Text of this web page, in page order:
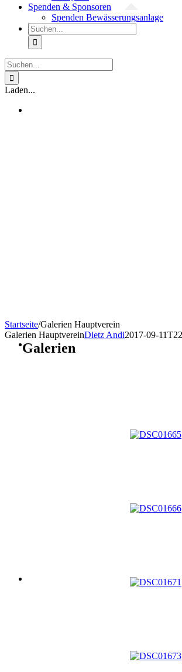
Spenden & Sponsoren
Spenden Bewässerungsanlage
Suche
nach:
Suche
nach:
Laden...
Startseite/Galerien Hauptverein
Galerien HauptvereinDietz Andi2017-09-
Galerien